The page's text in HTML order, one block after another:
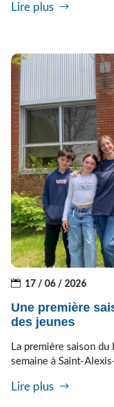
Lire plus
17 / 06 / 2026
Une première
des jeunes
La première saison
semaine à Saint-
Lire plus